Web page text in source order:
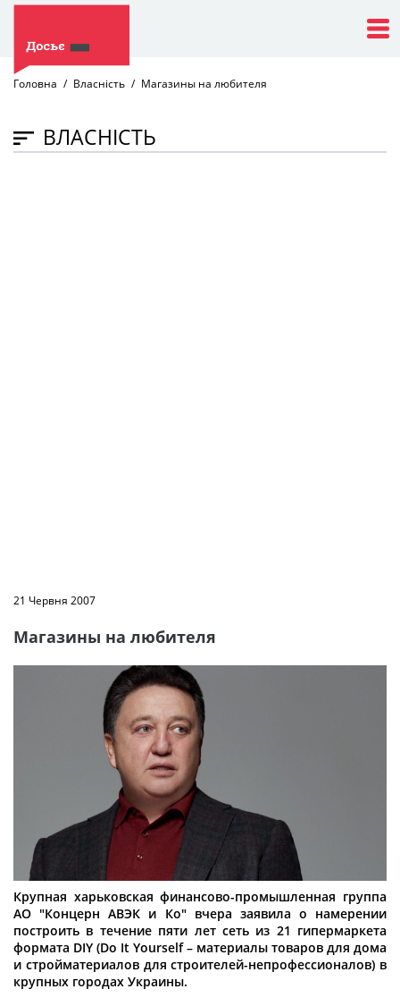
Головна Власність Магазины на любителя
ВЛАСНІСТЬ
21 Червня 2007
Магазины на любителя
Крупная харьковская финансово-промышленная группа
АО "Концерн АВЭК и Ко" вчера заявила о намерении
построить в течение пяти лет сеть из 21 гипермаркета
формата DIY (Do It Yourself – материалы товаров для дома
и стройматериалов для строителей-непрофессионалов) в
крупных городах Украины.